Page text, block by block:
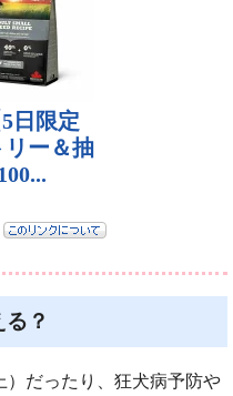
？
）だったり、狂犬病予防や